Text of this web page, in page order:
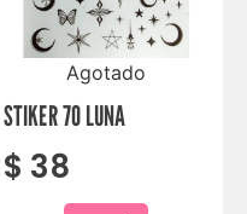
Agotado
STIKER 70 LUNA
$ 38